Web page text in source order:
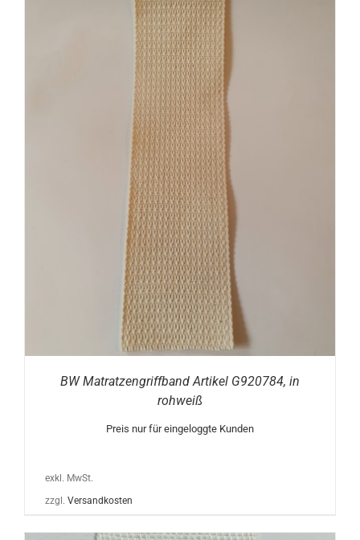
BW Matratzengriffband Artikel G920784, in
rohweiß
Preis nur für eingeloggte Kunden
exkl. MwSt.
zzgl. Versandkosten